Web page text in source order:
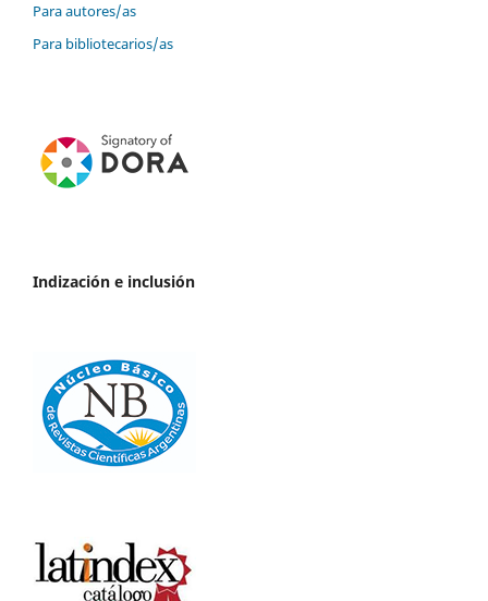
Para autores/as
Para bibliotecarios/as
Indización e inclusión